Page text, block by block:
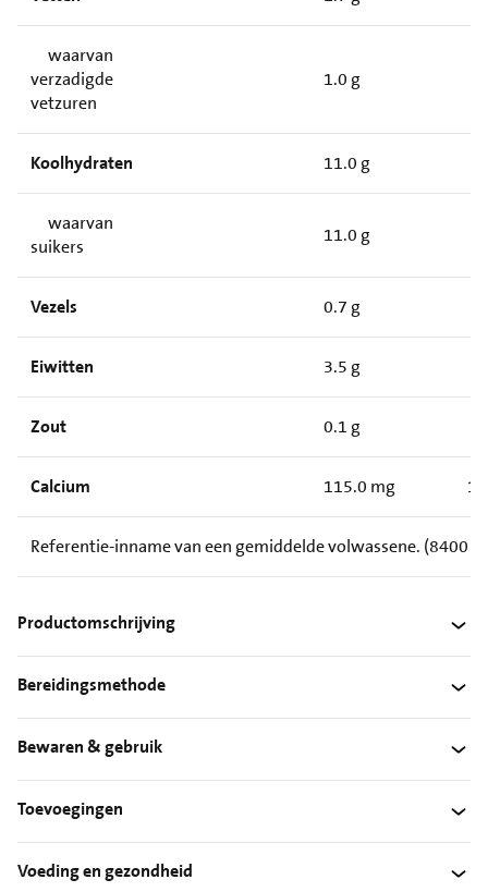
waarvan
verzadigde
vetzuren
1.0 g
Koolhydraten 11.0 g
waarvan
suikers
11.0 g
Vezels 0.7 g
Eiwitten 3.5 g
Zout 0.1 g
Calcium 115.0 mg
Referentie-inname van een gemiddelde volwassene. (8400
Productomschrijving
Bereidingsmethode
Bewaren & gebruik
Toevoegingen
Voeding en gezondheid